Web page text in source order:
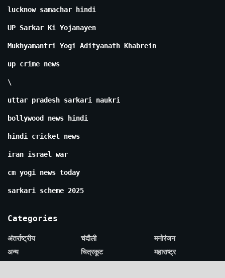
lucknow samachar hindi
UP Sarkar Ki Yojanayen
Mukhyamantri Yogi Adityanath Khabrein
up crime news
\
uttar pradesh sarkari naukri
bollywood news hindi
hindi cricket news
iran israel war
cm yogi news today
sarkari scheme 2025
Categories
अंतर्राष्ट्रीय
अन्य
चंदौली
चित्रकूट
मनोरंजन
महाराष्ट्र